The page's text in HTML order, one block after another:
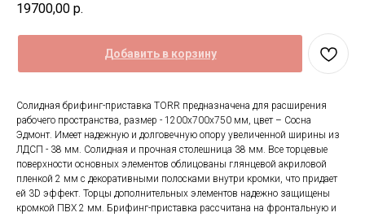
19700,00 р.
Добавить в корзину
Солидная брифинг-приставка TORR предназначена для расширения
рабочего пространства, размер - 1200х700х750 мм, цвет – Сосна
Эдмонт. Имеет надежную и долговечную опору увеличенной ширины из
ЛДСП - 38 мм. Солидная и прочная столешница 38 мм. Все торцевые
поверхности основных элементов облицованы глянцевой акриловой
пленкой 2 мм с декоративными полосками внутри кромки, что придает
ей 3D эффект. Торцы дополнительных элементов надежно защищены
кромкой ПВХ 2 мм. Брифинг-приставка рассчитана на фронтальную и